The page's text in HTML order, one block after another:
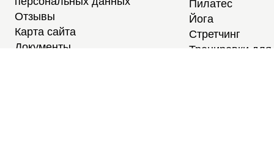
Отзывы
Карта сайта
Документы
Пилатес
Йога
Стретчинг
Тренировки для